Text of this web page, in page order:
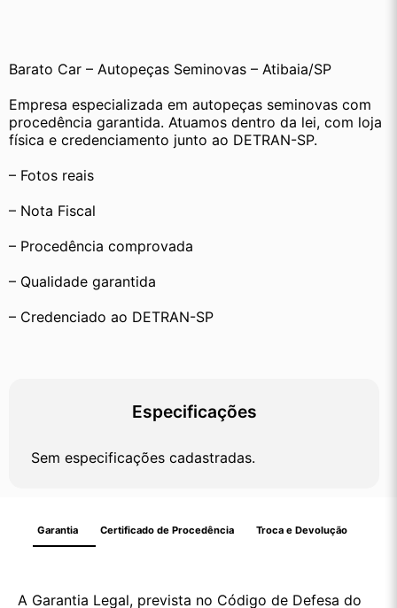
Barato Car – Autopeças Seminovas – Atibaia/SP
Empresa especializada em autopeças seminovas com
procedência garantida. Atuamos dentro da lei, com loja
física e credenciamento junto ao DETRAN-SP.
– Fotos reais
– Nota Fiscal
– Procedência comprovada
– Qualidade garantida
– Credenciado ao DETRAN-SP
Especificações
Sem especificações cadastradas.
Garantia Certificado de Procedência Troca e Devolução
A Garantia Legal, prevista no Código de Defesa do